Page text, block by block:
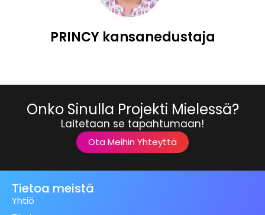
PRINCY kansanedustaja
Onko Sinulla Projekti Mielessä?
Laitetaan se tapahtumaan!
Ota Meihin Yhteyttä
Tietoa meistä
Yhtiö